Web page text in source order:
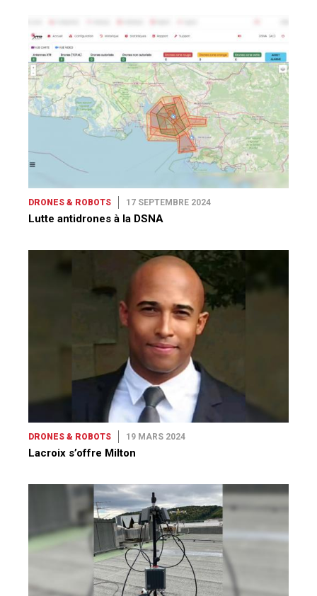
DRONES & ROBOTS 17 SEPTEMBRE 2024
Lutte antidrones à la DSNA
DRONES & ROBOTS 19 MARS 2024
Lacroix s’offre Milton